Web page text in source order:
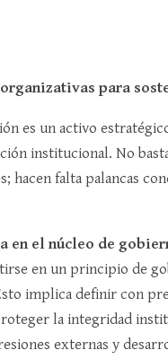
para
es un activo
institucional. No
hacen falta palancas
en el núcleo de
en un principio de
implica definir con
la integridad
externas y